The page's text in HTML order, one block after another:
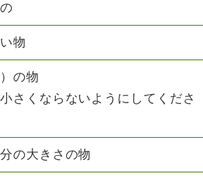
物
の物
くならないようにしてくださ
の大きさの物